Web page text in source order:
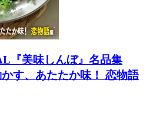
『美味しんぼ』名品集
かす、あたたか味！ 恋物語